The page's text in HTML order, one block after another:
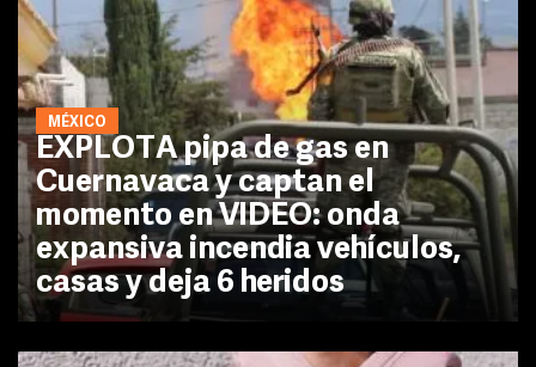
MÉXICO
EXPLOTA pipa de gas en
Cuernavaca y captan el
momento en VIDEO: onda
expansiva incendia vehículos,
casas y deja 6 heridos